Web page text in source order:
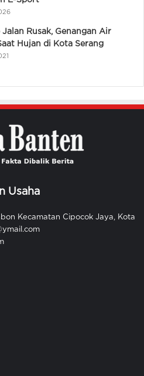
Jalan Rusak, Genangan Air
Hujan di Kota Serang
Usaha
Kecamatan Cipocok Jaya, Kota